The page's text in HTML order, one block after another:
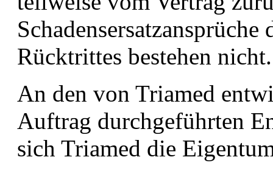
Rücktrittes bestehen nicht.
An den von Triamed
Auftrag durchgeführten
sich Triamed die